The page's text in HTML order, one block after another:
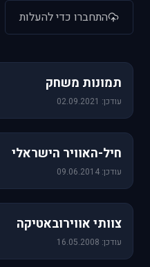
התחברו כדי להעלות
תמונות משחק
עודכן: 02.09.2021
חיל-האוויר הישראלי
עודכן: 09.06.2014
צוותי אווירובאטיקה
עודכן: 16.05.2008